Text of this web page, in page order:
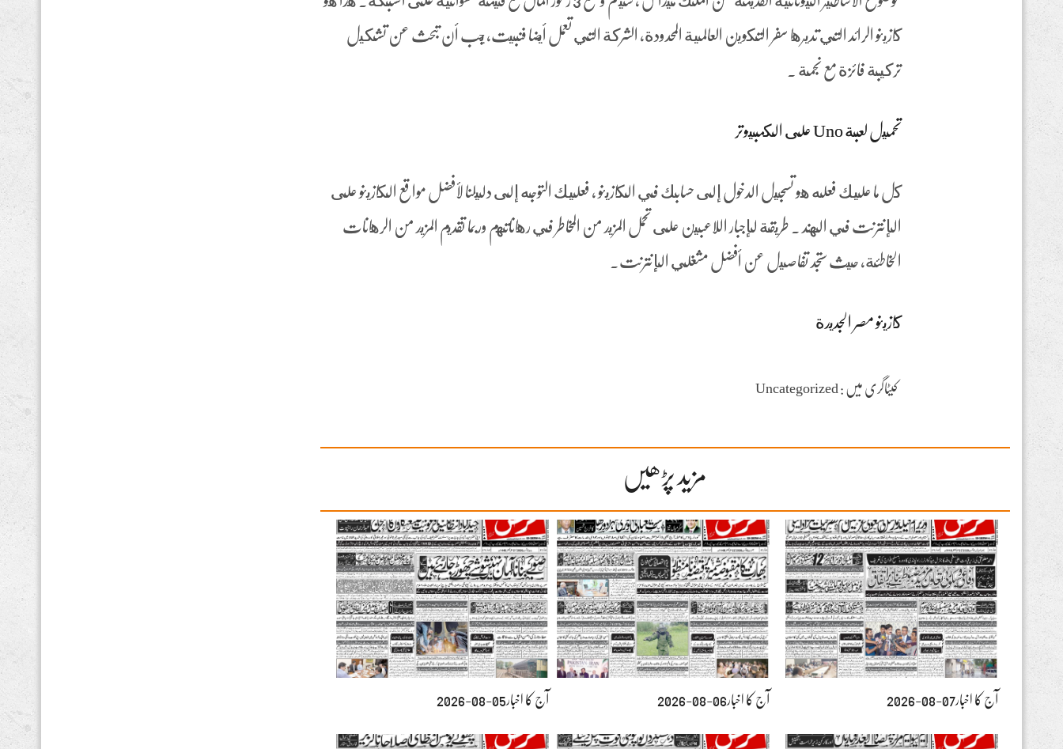
كازينو الرائد التي تديرها سفر التكوين العالمية المحدودة, الشركة التي تعمل أيضا فنبيت، يجب أن تبحث عن تشكيل
تركيبة فائزة مع نجمة .
تحميل لعبة Uno على الكمبيوتر
كل ما عليك فعله هو تسجيل الدخول إلى حسابك في الكازينو ، فعليك التوجه إلى دليلنا لأفضل مواقع الكازينو على
الإنترنت في الهند . طريقة لإجبار اللاعبين على تحمل المزيد من المخاطر في رهاناتهم وربما تقديم المزيد من الرهانات
الخاطئة، حيث ستجد تفاصيل عن أفضل مشغلي الإنترنت.
كازينو مصر الجديدة
کیٹاگری میں : Uncategorized
مزید پڑھیں
آج کا اخبار07-08-2026 آج کا اخبار06-08-2026 آج کا اخبار05-08-2026